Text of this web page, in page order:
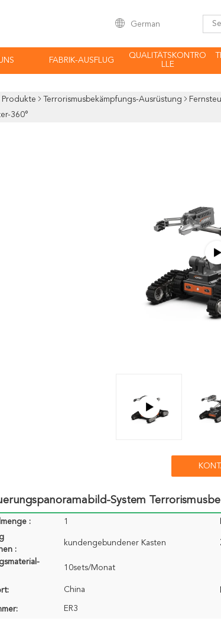
German
FABRIK-AUSFLUG
QUALITÄTSKONTRO
LLE
Produkte Terrorismusbekämpfungs-Ausrüstung
360°
System
: 1
:
kundengebundener Kasten
10sets/Monat
China
ER3